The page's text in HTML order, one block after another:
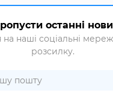
останні
на наші соціальні
розсилку.